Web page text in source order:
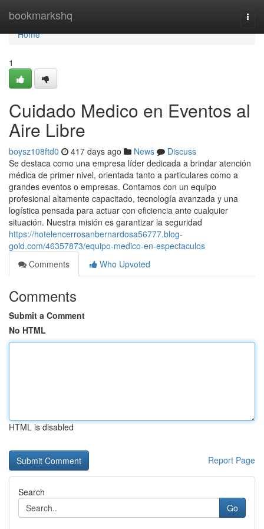
bookmarkshq
Home
Home
1
Cuidado Medico en Eventos al
Aire Libre
boysz108ftd0 417 days ago News
Discuss
Se destaca como una empresa líder dedicada a brindar atención
médica de primer nivel, orientada tanto a particulares como a
grandes eventos o empresas. Contamos con un equipo
profesional altamente capacitado, tecnología avanzada y una
logística pensada para actuar con eficiencia ante cualquier
situación. Nuestra misión es garantizar la seguridad
https://hotelencerrosanbernardosa56777.blog-
gold.com/46357873/equipo-medico-en-espectaculos
Comments
Who Upvoted
Comments
Submit a Comment
No HTML
HTML is disabled
Report Page
Search
Go